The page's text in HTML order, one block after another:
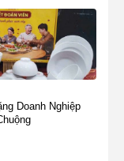
Doanh Nghiệp